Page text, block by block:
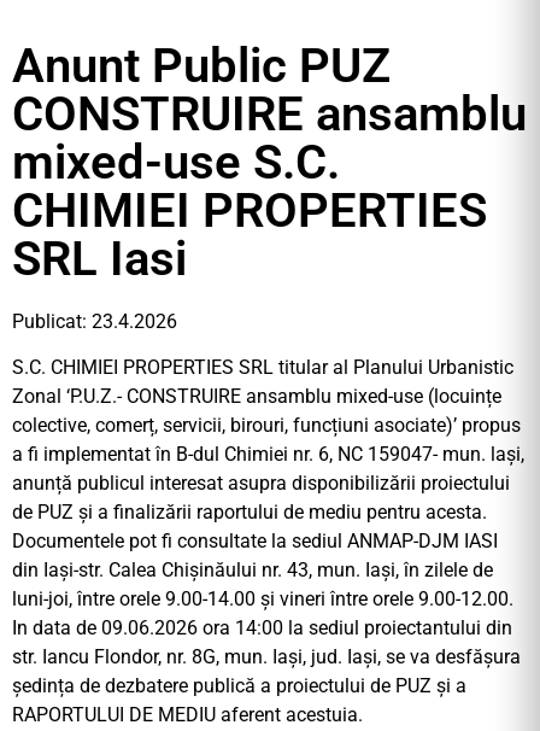
Anunt Public PUZ
CONSTRUIRE ansamblu
mixed-use S.C.
CHIMIEI PROPERTIES
SRL Iasi
Publicat: 23.4.2026
S.C. CHIMIEI PROPERTIES SRL titular al Planului Urbanistic
Zonal ‘P.U.Z.- CONSTRUIRE ansamblu mixed-use (locuințe
colective, comerț, servicii, birouri, funcțiuni asociate)’ propus
a fi implementat în B-dul Chimiei nr. 6, NC 159047- mun. lași,
anunță publicul interesat asupra disponibilizării proiectului
de PUZ și a finalizării raportului de mediu pentru acesta.
Documentele pot fi consultate la sediul ANMAP-DJM IASI
din Iași-str. Calea Chișinăului nr. 43, mun. Iași, în zilele de
luni-joi, între orele 9.00-14.00 şi vineri între orele 9.00-12.00.
In data de 09.06.2026 ora 14:00 la sediul proiectantului din
str. Iancu Flondor, nr. 8G, mun. Iași, jud. Iași, se va desfășura
ședința de dezbatere publică a proiectului de PUZ și a
RAPORTULUI DE MEDIU aferent acestuia.